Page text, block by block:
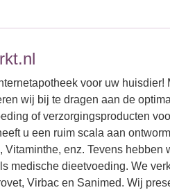
voor uw
wij bij te dragen aan de
of verzorgingsproducten
u een ruim scala aan
Vitaminthe, enz. Tevens
medische dieetvoeding. We
Virbac en Sanimed. Wij